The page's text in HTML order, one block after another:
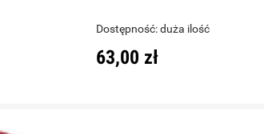
Dostępność:duża ilość
63,00 zł